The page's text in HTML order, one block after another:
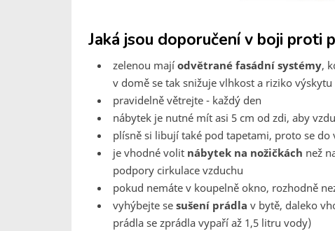
Jaká jsou doporučení v boji proti
zelenou mají odvětrané fasádní systémy,
v domě se tak snižuje vlhkost a riziko
pravidelně větrejte - každý den
nábytek je nutné mít asi 5 cm od zdi, aby
plísně si libují také pod tapetami, proto se
je vhodné volit nábytek na nožičkách než
podpory cirkulace vzduchu
pokud nemáte v koupelně okno, rozhodně
vyhýbejte se sušení prádla v bytě, daleko
prádla se zprádla vypaří až 1,5 litru vody)